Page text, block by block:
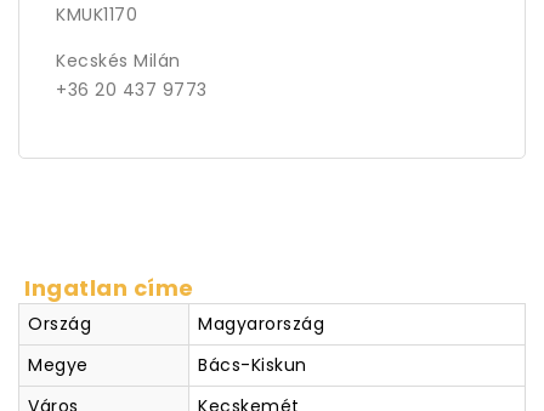
KMUK1170
Kecskés Milán
+36 20 437 9773
Ingatlan címe
Ország
Magyarország
Megye
Bács-Kiskun
Város
Kecskemét